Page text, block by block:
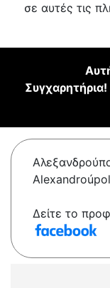
σε αυτές τις
Συγχαρητήρια!
Δείτε το